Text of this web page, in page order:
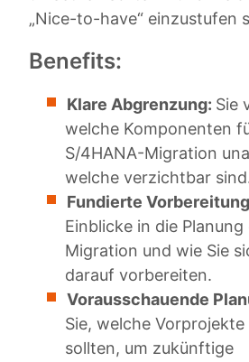
„Nice-to-have“ einzustufen
Benefits:
Klare Abgrenzung: Sie
welche Komponenten
S/4HANA-Migration
welche verzichtbar
Fundierte
Einblicke in die
Migration und wie Sie
darauf vorbereiten.
Vorausschauende
Sie, welche Vorprojekte
sollten, um zukünftige